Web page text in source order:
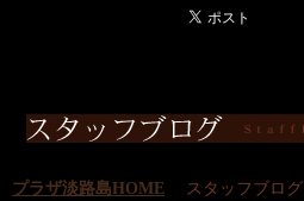
プラザ淡路島HOME スタッフブログ